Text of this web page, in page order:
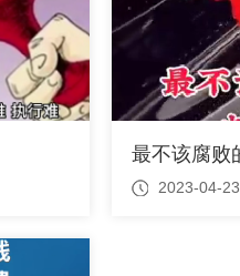
最不该腐败
2023-04-23